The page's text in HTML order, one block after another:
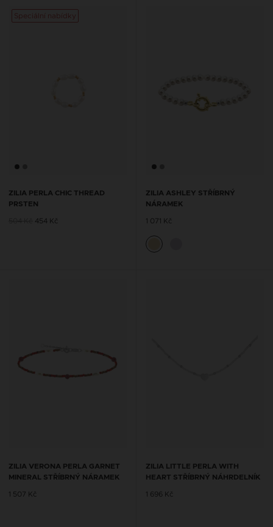
Speciální nabídky
ZILIA PERLA CHIC THREAD
PRSTEN
454 Kč
ZILIA ASHLEY STŘÍBRNÝ
NÁRAMEK
1 071 Kč
ZILIA VERONA PERLA GARNET
MINERAL STŘÍBRNÝ NÁRAMEK
1 507 Kč
ZILIA LITTLE PERLA WITH
HEART STŘÍBRNÝ NÁHRDELNÍK
1 696 Kč